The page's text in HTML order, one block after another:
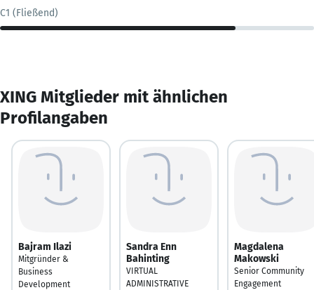
C1 (Fließend)
XING Mitglieder mit ähnlichen
Profilangaben
Bajram Ilazi
Mitgründer &
Business
Development
Sandra Enn
Bahinting
VIRTUAL
ADMINISTRATIVE
Magdalena
Makowski
Senior Community
Engagement